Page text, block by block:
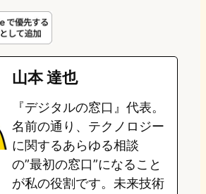
s
t
o
o
n
u
e
s
k
e
b
o
o
k
e
a
山本 達也
『デジタルの窓口』代表。
名前の通り、テクノロジー
に関するあらゆる相談
の”最初の窓口”になること
が私の役割です。未来技術